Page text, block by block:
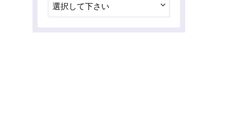
選択して下さい